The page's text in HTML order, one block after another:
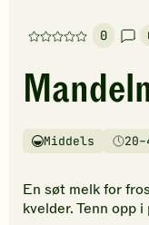
0
Denne
har
foreløpig
vurderinger.
den
første
Vanskelighetsgrad
Middels
Tilberedningstid
En søt melk for
kvelder. Tenn opp